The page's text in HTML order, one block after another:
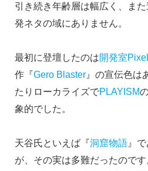
引き続き年齢層は幅広く、ま
発ネタの域にありません。
最初に登壇したのは開発室Pixel
作『Gero Blaster 』の宣伝色は
たりローカライズでPLAYISM
象的でした。
天谷氏といえば『洞窟物語 』
が、その実は多難だったので